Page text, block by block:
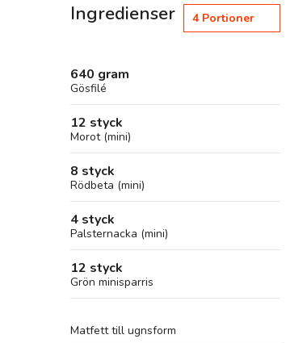
Ingredienser 4 Portioner
640 gram
Gösfilé
12 styck
Morot (mini)
8 styck
Rödbeta (mini)
4 styck
Palsternacka (mini)
12 styck
Grön minisparris
Matfett till ugnsform